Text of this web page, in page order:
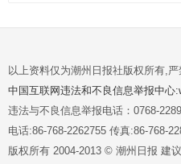
以上资料仅为潮州日报社版权所有,
中国互联网违法和不良信息举报中心
违法与不良信息举报电话：0768-
电话:86-768-2262755 传真:86-768-
版权所有 2004-2013 © 潮州日报 建